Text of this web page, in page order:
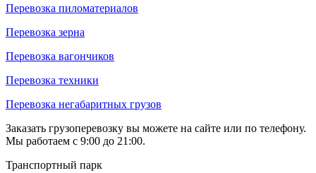
Перевозка пиломатериалов
Перевозка зерна
Перевозка вагончиков
Перевозка техники
Перевозка негабаритных грузов
Заказать грузоперевозку вы можете на сайте или по телефону.
Мы работаем с 9:00 до 21:00.
Транспортный парк